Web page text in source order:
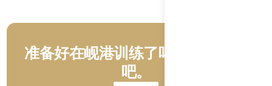
准备好在岘港训练了吗？体验一下
吧。